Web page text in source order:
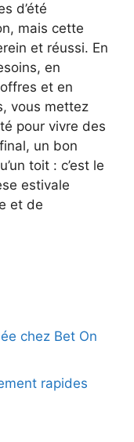
d’été
mais cette
et réussi. En
en
et en
vous mettez
pour vivre des
un bon
toit : c’est le
estivale
et de
chez Bet On
rapides